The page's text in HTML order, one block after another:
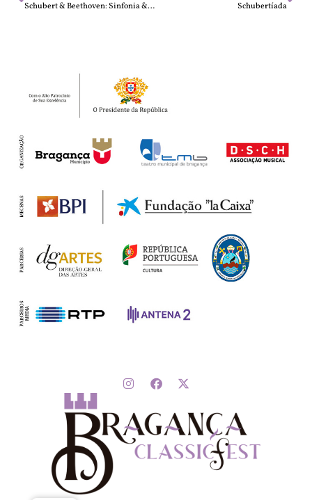
Schubert & Beethoven: Sinfonia & Concerto Schubertíada